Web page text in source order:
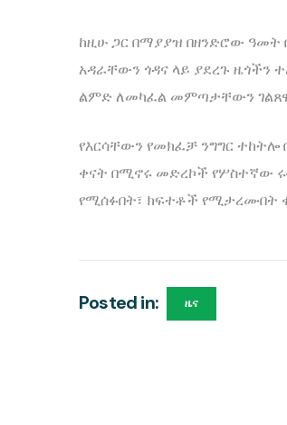
ከዚሁ ጋር በማያያዝ በዘንድሮው
አዳራቸውን ጎዳና ላይ ያደረጉ ዜጎችን
ልምድ ለመካፈል መምጣታቸውን
የእርሳቸውን የመክፈቻ ንግግር ተከትሎ
ቀናት በሚኖሩ መድረኮች የሦስተኛው
የሚሰፉበት፣ ክፍተቶች የሚታረሙበት
Posted in: ዜና